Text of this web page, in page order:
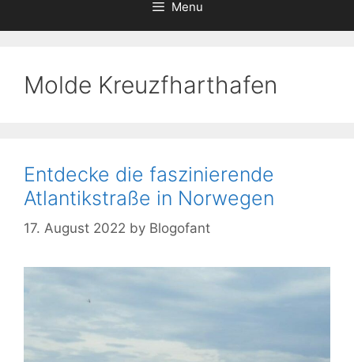
Menu
Molde Kreuzfharthafen
Entdecke die faszinierende
Atlantikstraße in Norwegen
17. August 2022 by Blogofant